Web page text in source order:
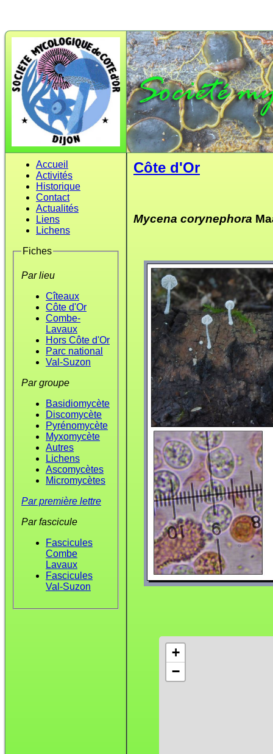
Accueil
Activités
Historique
Contact
Actualités
Liens
Lichens
Fiches
Par lieu
Cîteaux
Côte d'Or
Combe-
Lavaux
Hors Côte d'Or
Parc national
Val-Suzon
Par groupe
Basidiomycète
Discomycète
Pyrénomycète
Myxomycète
Autres
Lichens
Ascomycètes
Micromycètes
Par première lettre
Par fascicule
Fascicules
Combe
Lavaux
Fascicules
Val-Suzon
Côte d'Or
Mycena corynephora
+
−